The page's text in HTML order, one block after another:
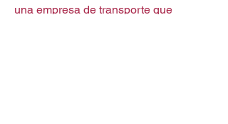
una empresa de transporte que